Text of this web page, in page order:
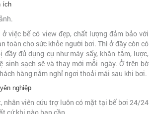
ích
việc bể có view đẹp, chất lượng đảm bảo với
toàn cho sức khỏe người bơi. Thì ở đây còn có
đầy đủ dụng cụ như máy sấy, khăn tắm, lược,
sinh sạch sẽ và thay mới mỗi ngày. Ở trên bờ
hàng nằm nghỉ ngơi thoải mái sau khi bơi.
nghiệp
nhân viên cứu trợ luôn có mặt tại bể bơi 24/24